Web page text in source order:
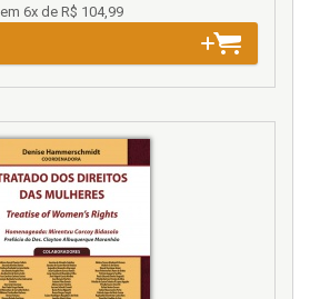
em 6x de R$ 104,99